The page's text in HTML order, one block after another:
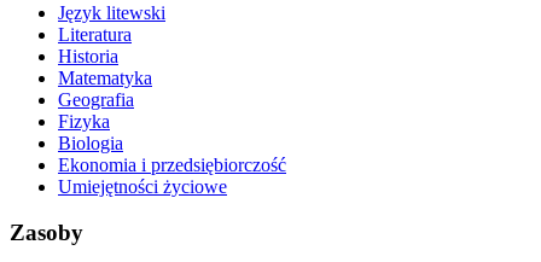
Język litewski
Literatura
Historia
Matematyka
Geografia
Fizyka
Biologia
Ekonomia i przedsiębiorczość
Umiejętności życiowe
Zasoby